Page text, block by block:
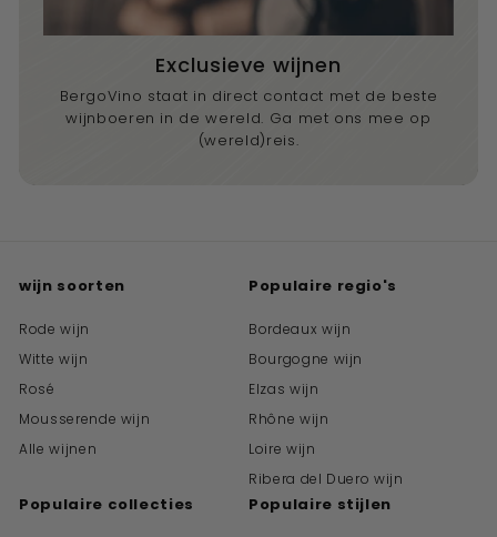
Exclusieve wijnen
BergoVino staat in direct contact met de beste
wijnboeren in de wereld. Ga met ons mee op
(wereld)reis.
wijn soorten
Rode wijn
Witte wijn
Rosé
Mousserende wijn
Alle wijnen
Populaire regio's
Bordeaux wijn
Bourgogne wijn
Elzas wijn
Rhône wijn
Loire wijn
Ribera del Duero wijn
Populaire collecties Populaire stijlen